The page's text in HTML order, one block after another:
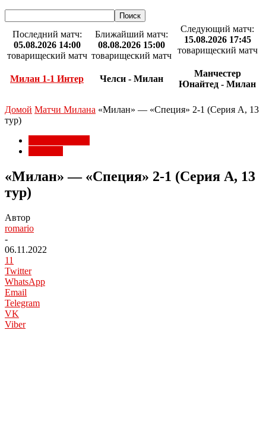
Последний матч:
05.08.2026 14:00
товарищеский матч
Милан 1-1 Интер
Ближайший матч:
08.08.2026 15:00
товарищеский матч
Челси - Милан
Следующий матч:
15.08.2026 17:45
товарищеский матч
Манчестер
Юнайтед - Милан
Домой Матчи Милана «Милан» — «Специя» 2-1 (Серия А, 13
тур)
«Милан» — «Специя» 2-1 (Серия А, 13
тур)
Автор
romario
-
06.11.2022
11
Twitter
WhatsApp
Email
Telegram
VK
Viber